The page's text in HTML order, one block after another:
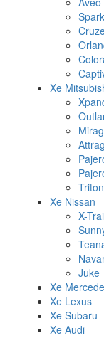
Xe
Triton
Xe Nissan
X-
Juke
Xe
Xe Lexus
Xe Subaru
Xe Audi